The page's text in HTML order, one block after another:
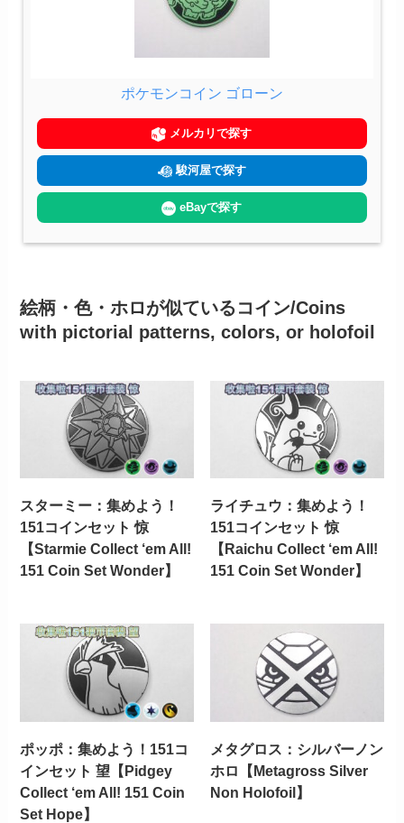
ポケモンコイン ゴローン
メルカリで探す
駿河屋で探す
eBayで探す
絵柄・色・ホロが似ているコイン/Coins
with pictorial patterns, colors, or holofoil
スターミー：集めよう！
151コインセット 惊
【Starmie Collect ‘em All!
151 Coin Set Wonder】
ライチュウ：集めよう！
151コインセット 惊
【Raichu Collect ‘em All!
151 Coin Set Wonder】
ポッポ：集めよう！151コ
インセット 望【Pidgey
Collect ‘em All! 151 Coin
Set Hope】
メタグロス：シルバーノン
ホロ【Metagross Silver
Non Holofoil】